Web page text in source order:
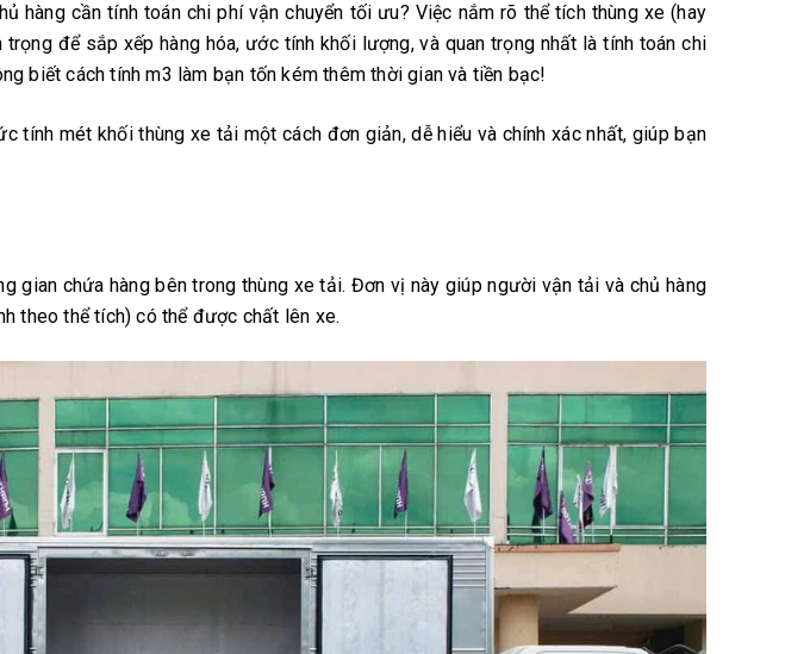
hàng cần tính toán chi phí vận chuyển tối ưu? Việc nắm rõ thể tích thùng xe (hay
để sắp xếp hàng hóa, ước tính khối lượng, và quan trọng nhất là tính toán chi
biết cách tính m3 làm bạn tốn kém thêm thời gian và tiền bạc!
tính mét khối thùng xe tải một cách đơn giản, dễ hiểu và chính xác nhất, giúp bạn
gian chứa hàng bên trong thùng xe tải. Đơn vị này giúp người vận tải và chủ hàng
theo thể tích) có thể được chất lên xe.